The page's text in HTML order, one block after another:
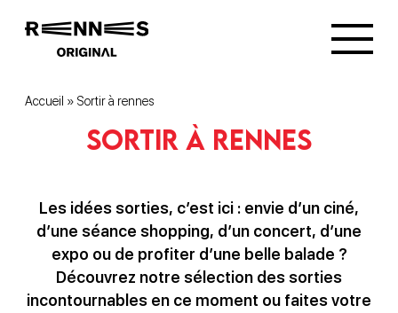
Accueil » Sortir à rennes
Sortir à rennes
Les idées sorties, c’est ici : envie d’un ciné,
d’une séance shopping, d’un concert, d’une
expo ou de profiter d’une belle balade ?
Découvrez notre sélection des sorties
incontournables en ce moment ou faites votre